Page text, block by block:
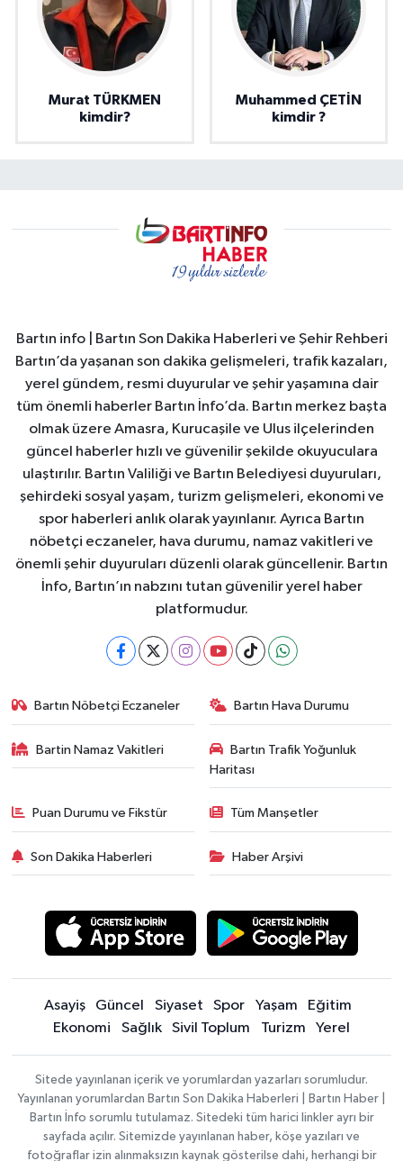
Murat TÜRKMEN
kimdir?
Muhammed ÇETİN
kimdir ?
Bartın info | Bartın Son Dakika Haberleri ve Şehir Rehberi
Bartın’da yaşanan son dakika gelişmeleri, trafik kazaları,
yerel gündem, resmi duyurular ve şehir yaşamına dair
tüm önemli haberler Bartın İnfo’da. Bartın merkez başta
olmak üzere Amasra, Kurucaşile ve Ulus ilçelerinden
güncel haberler hızlı ve güvenilir şekilde okuyuculara
ulaştırılır. Bartın Valiliği ve Bartın Belediyesi duyuruları,
şehirdeki sosyal yaşam, turizm gelişmeleri, ekonomi ve
spor haberleri anlık olarak yayınlanır. Ayrıca Bartın
nöbetçi eczaneler, hava durumu, namaz vakitleri ve
önemli şehir duyuruları düzenli olarak güncellenir. Bartın
İnfo, Bartın’ın nabzını tutan güvenilir yerel haber
platformudur.
Bartın Nöbetçi Eczaneler Bartın Hava Durumu
Bartin Namaz Vakitleri
Bartın Trafik Yoğunluk
Haritası
Puan Durumu ve Fikstür Tüm Manşetler
Son Dakika Haberleri Haber Arşivi
Asayiş Güncel Siyaset Spor Yaşam
Eğitim
Ekonomi
Sağlık Sivil Toplum Turizm Yerel
Sitede yayınlanan içerik ve yorumlardan yazarları sorumludur.
Yayınlanan yorumlardan Bartın Son Dakika Haberleri | Bartın Haber |
Bartın İnfo sorumlu tutulamaz. Sitedeki tüm harici linkler ayrı bir
sayfada açılır. Sitemizde yayınlanan haber, köşe yazıları ve
fotoğraflar izin alınmaksızın kaynak gösterilse dahi, herhangi bir